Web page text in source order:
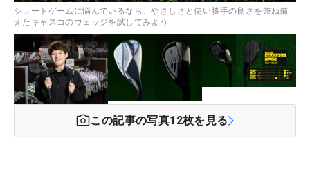
ショートゲームに悩んでいるなら、やさしさと使い勝手の良さを兼ね備
えたキャスコのウェッジを試してみよう
この記事の写真12枚を見る